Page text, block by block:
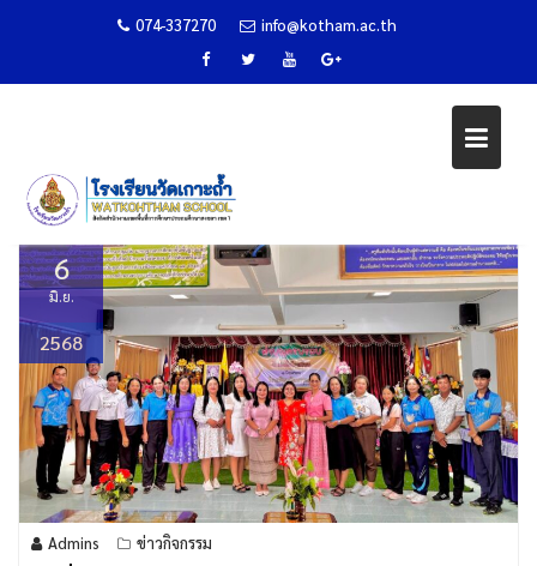
074-337270 info@kotham.ac.th
พิธีทำบุญตักบาตรเนื่องในโอกาสคร
Home ข่าวกิจกรรม พิธีทำบุญตักบาตรเนื่องในโอกาสครบรอบ 103 ปี
6
มิ.ย.
2568
Admins ข่าวกิจกรรม